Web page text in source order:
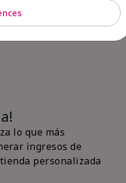
lo que más
ingresos de
personalizada